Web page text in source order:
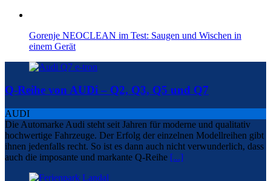
Gorenje NEOCLEAN im Test: Saugen und Wischen in
einem Gerät
Q-Reihe von AUDi – Q2, Q3, Q5 und Q7
AUDI
Die Automarke Audi steht seit Jahren für moderne und qualitativ
hochwertige Fahrzeuge. Der Erfolg der einzelnen Modellreihen gibt
ihnen jedenfalls recht. So ist es dann auch nicht verwunderlich, dass
auch die imposante und markante Q-Reihe [...]